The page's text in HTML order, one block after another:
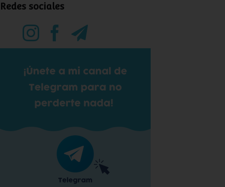
Redes sociales